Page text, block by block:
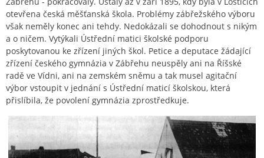
otevřena česká měšťanská škola. Problémy zábřežského výboru
však neměly konec ani tehdy. Nedokázali se dohodnout s nikým
a o ničem. Vytýkali Ústřední matici školské podporu
poskytovanou ke zřízení jiných škol. Petice a deputace žádající
zřízení českého gymnázia v Zábřehu neuspěly ani na Říšské
radě ve Vídni, ani na zemském sněmu a tak musel agitační
výbor vstoupit v jednání s Ústřední maticí školskou, která
přislíbila, že povolení gymnázia zprostředkuje.